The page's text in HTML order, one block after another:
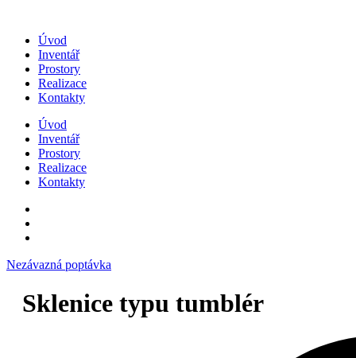
obsahuÚvod
Inventář
Prostory
Realizace
Kontakty
Úvod
Inventář
Prostory
Realizace
Kontakty
Nezávazná poptávka
Sklenice typu tumblér